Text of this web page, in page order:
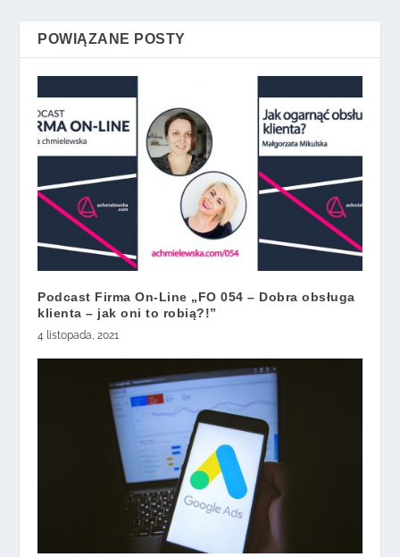
POWIĄZANE POSTY
Podcast Firma On-Line „FO 054 – Dobra obsługa
klienta – jak oni to robią?!”
4 listopada, 2021